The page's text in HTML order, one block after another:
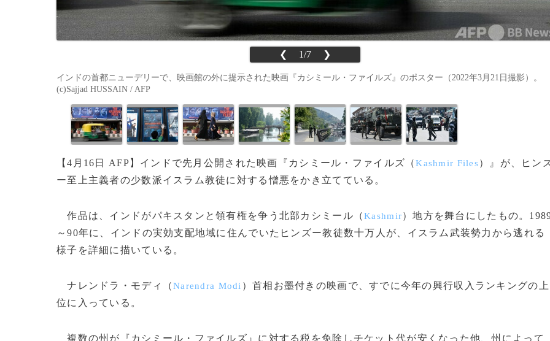
❮ 1/7 ❯
インドの首都ニューデリーで、映画館の外に提示された映画『カシミール・ファイルズ』のポスター（2022年3月21日撮影）。
(c)Sajjad HUSSAIN / AFP
【4月16日 AFP】インドで先月公開された映画『カシミール・ファイルズ（Kashmir Files）』が、ヒン
ー至上主義者の少数派イスラム教徒に対する憎悪をかき立てている。
作品は、インドがパキスタンと領有権を争う北部カシミール（Kashmir）地方を舞台にしたもの。
～90年に、インドの実効支配地域に住んでいたヒンズー教徒数十万人が、イスラム武装勢力から逃れる
様子を詳細に描いている。
ナレンドラ・モディ（Narendra Modi ）首相お墨付きの映画で、すでに今年の興行収入ランキングの上
位に入っている。
複数の州が『カシミール・ファイルズ』に対する税を免除しチケット代が安くなった他、州によって